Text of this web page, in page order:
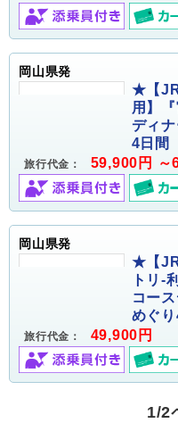
岡山県発
★【JR
用】
ディ
4日間
旅行代金： 59,900円 ～
岡山県発
★【JR
トリ-
コー
めぐ
旅行代金： 49,900円
1/2